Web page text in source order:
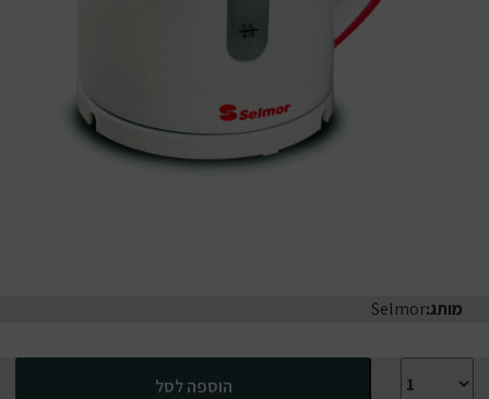
מותג:Selmor
הוספה לסל